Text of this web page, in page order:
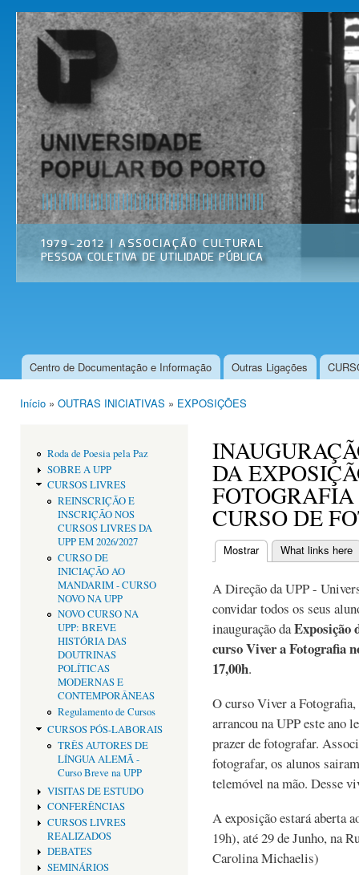
Universidade
Popular do
Porto
Associação
Cultural
Menu principal
Centro de Documentação e Informação Outras Ligações
Início » OUTRAS INICIATIVAS » EXPOSIÇÕES
Roda de Poesia pela Paz
SOBRE A UPP
CURSOS LIVRES
REINSCRIÇÃO E
INSCRIÇÃO NOS
CURSOS LIVRES DA
UPP EM 2026/2027
CURSO DE
INICIAÇÃO AO
MANDARIM - CURSO
NOVO NA UPP
NOVO CURSO NA
UPP: BREVE
HISTÓRIA DAS
DOUTRINAS
POLÍTICAS
MODERNAS E
CONTEMPORÂNEAS
Regulamento de Cursos
CURSOS PÓS-LABORAIS
TRÊS AUTORES DE
LÍNGUA ALEMÃ -
Curso Breve na UPP
VISITAS DE ESTUDO
CONFERÊNCIAS
CURSOS LIVRES
REALIZADOS
DEBATES
SEMINÁRIOS
DA
CURSO DE
Separadores
Mostrar(separador ativo)
What links here
A Direção da UPP -
convidar todos os seus
inauguração daExposição
curso Viver a Fotografia
17,00h.
O curso Viver a
arrancou na UPP este ano
prazer de fotografar.
fotografar, os alunos
telemóvel na mão. Desse
A exposição estará aberta
19h), até 29 de Junho, na
Carolina Michaelis)